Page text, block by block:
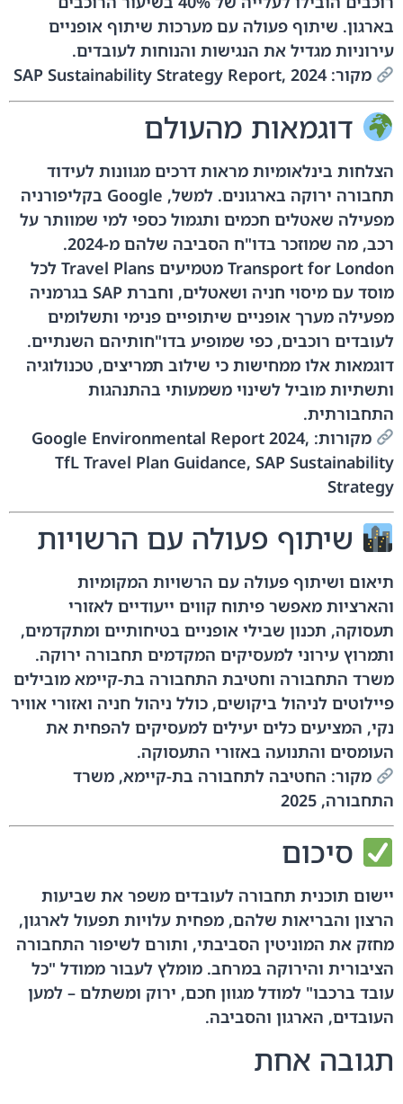
בארגון. שיתוף פעולה עם מערכות שיתוף אופניים
עירוניות מגדיל את הנגישות והנוחות לעובדים.
מקור: SAP Sustainability Strategy Report, 2024
דוגמאות מהעולם
הצלחות בינלאומיות מראות דרכים מגוונות לעידוד
תחבורה ירוקה בארגונים. למשל, Google בקליפורניה
מפעילה שאטלים חכמים ותגמול כספי למי שמוותר על
רכב, מה שמוזכר בדו"ח הסביבה שלהם מ-2024.
Transport for London מטמיעים Travel Plans לכל
מוסד עם מיסוי חניה ושאטלים, וחברת SAP בגרמניה
מפעילה מערך אופניים שיתופיים פנימי ותשלומים
לעובדים רוכבים, כפי שמופיע בדו"חותיהם השנתיים.
דוגמאות אלו ממחישות כי שילוב תמריצים, טכנולוגיה
ותשתיות מוביל לשינוי משמעותי בהתנהגות
התחבורתית.
מקורות: Google Environmental Report 2024,
TfL Travel Plan Guidance, SAP Sustainability
Strategy
שיתוף פעולה עם הרשויות
תיאום ושיתוף פעולה עם הרשויות המקומיות
והארציות מאפשר פיתוח קווים ייעודיים לאזורי
תעסוקה, תכנון שבילי אופניים בטיחותיים ומתקדמים,
ותמרוץ עירוני למעסיקים המקדמים תחבורה ירוקה.
משרד התחבורה וחטיבת התחבורה בת-קיימא מובילים
פיילוטים לניהול ביקושים, כולל ניהול חניה ואזורי אוויר
נקי, המציעים כלים יעילים למעסיקים להפחית את
העומסים והתנועה באזורי התעסוקה.
מקור: החטיבה לתחבורה בת-קיימא, משרד
התחבורה, 2025
סיכום
יישום תוכנית תחבורה לעובדים משפר את שביעות
הרצון והבריאות שלהם, מפחית עלויות תפעול לארגון,
מחזק את המוניטין הסביבתי, ותורם לשיפור התחבורה
הציבורית והירוקה במרחב. מומלץ לעבור ממודל "כל
עובד ברכבו" למודל מגוון חכם, ירוק ומשתלם – למען
העובדים, הארגון והסביבה.
תגובה אחת